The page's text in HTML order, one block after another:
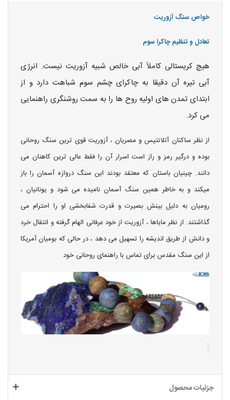
خواص سنگ آزوریت
تعادل و تنظیم چاکرا سوم
هیچ کریستالی کاملاً آبی خالص شبیه آزوریت نیست. انرژی
آبی تیره آن دقیقا به چاکرای چشم سوم شباهت دارد و از
ابتدای تمدن های اولیه روح ها را به سمت روشنگری راهنمایی
می کرد.
از نظر ساکنان آتلانتیس و مصریان ، آزوریت قوی ترین سنگ روحانی
بوده و درگیر رمز و راز است اسرار آن را فقط عالی ترین کاهنان می
دانند. چینیان باستان که معتقد بودند این سنگ دروازه آسمان را باز
میکند و به خاطر همین سنگ آسمان نامیده می شود و یونانیان ،
رومیان به دلیل بینش بصیرت و قدرت شفابخشی او را احترام می
گذاشتند. از نظر مایاها ، آزوریت از خود عرفانی الهام گرفته و انتقال خرد
و دانش از طریق اندیشه را تسهیل می دهد ، در حالی که بومیان آمریکا
از این سنگ مقدس برای تماس با راهنمای روحانی خود
جزئیات محصول